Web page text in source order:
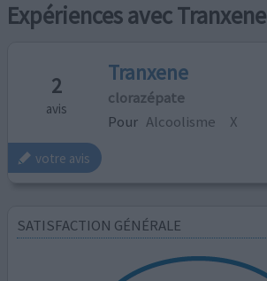
Expériences avec Tranxene
2
avis
Tranxene
clorazépate
Pour Alcoolisme X
votre avis
SATISFACTION GÉNÉRALE